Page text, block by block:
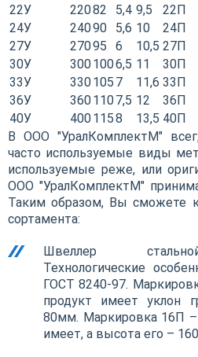
22У
22082 5,4 9,5
24У
24090 5,6 10
27У
27095 6
10,5
30У
3001006,5 11
33У
330105 7
11,6
36У
3601107,5 12
40У
4001158 13,5
22П
24П
27П
30П
33П
36П
40П
В ООО "УралКомплектМ"
часто используемые виды
используемые реже, или
ООО "УралКомплектМ"
Таким образом, Вы сможете
сортамента:
Швеллер
Технологические
ГОСТ 8240-97.
продукт имеет уклон
80мм. Маркировка 16П –
имеет, а высота его –